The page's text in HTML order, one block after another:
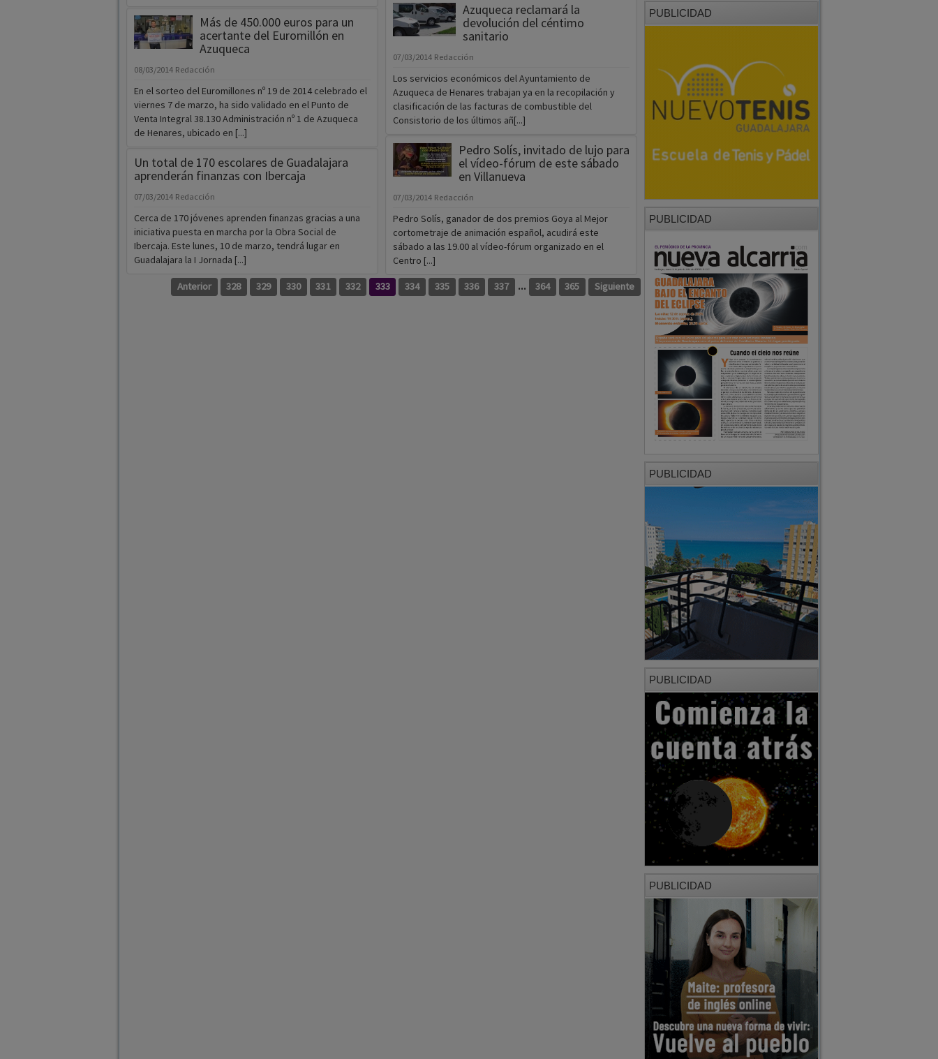
Más de 450.000 euros para un
acertante del Euromillón en
Azuqueca
08/03/2014 Redacción
En el sorteo del Euromillones nº 19 de 2014 celebrado el
viernes 7 de marzo, ha sido validado en el Punto de
Venta Integral 38.130 Administración nº 1 de Azuqueca
de Henares, ubicado en [...]
Un total de 170 escolares de Guadalajara
aprenderán finanzas con Ibercaja
07/03/2014 Redacción
Cerca de 170 jóvenes aprenden finanzas gracias a una
iniciativa puesta en marcha por la Obra Social de
Ibercaja. Este lunes, 10 de marzo, tendrá lugar en
Guadalajara la I Jornada [...]
Azuqueca reclamará la
devolución del céntimo
sanitario
07/03/2014 Redacción
Los servicios económicos del Ayuntamiento de
Azuqueca de Henares trabajan ya en la recopilación y
clasificación de las facturas de combustible del
Consistorio de los últimos añ[...]
Pedro Solís, invitado de lujo para
el vídeo-fórum de este sábado
en Villanueva
07/03/2014 Redacción
Pedro Solís, ganador de dos premios Goya al Mejor
cortometraje de animación español, acudirá este
sábado a las 19.00 al vídeo-fórum organizado en el
Centro [...]
Anterior 328 329 330 331 332 333 334 335 336 337 ... 364 365 Siguiente
PUBLICIDAD
PUBLICIDAD
PUBLICIDAD
PUBLICIDAD
PUBLICIDAD